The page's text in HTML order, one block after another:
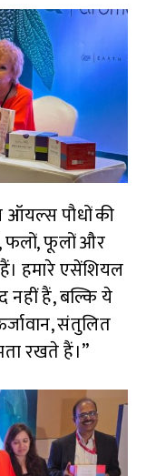
ऑयल्स पौधों की
फलों, फूलों और
हैं। हमारे एसेंशियल
हैं, बल्कि ये
संतुलित
रखते हैं।”